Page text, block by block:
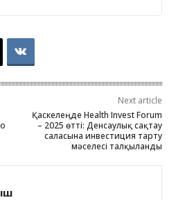
Next article
Қаскелеңде Health Invest Forum
– 2025 өтті: Денсаулық сақтау
саласына инвестиция тарту
мәселесі талқыланды